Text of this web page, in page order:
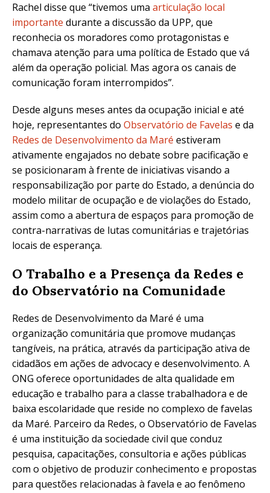
Rachel disse que “tivemos uma articulação local
importante durante a discussão da UPP, que
reconhecia os moradores como protagonistas e
chamava atenção para uma política de Estado que vá
além da operação policial. Mas agora os canais de
comunicação foram interrompidos”.
Desde alguns meses antes da ocupação inicial e até
hoje, representantes do Observatório de Favelas e da
Redes de Desenvolvimento da Maré estiveram
ativamente engajados no debate sobre pacificação e
se posicionaram à frente de iniciativas visando a
responsabilização por parte do Estado, a denúncia do
modelo militar de ocupação e de violações do Estado,
assim como a abertura de espaços para promoção de
contra-narrativas de lutas comunitárias e trajetórias
locais de esperança.
O Trabalho e a Presença da Redes e
do Observatório na Comunidade
Redes de Desenvolvimento da Maré é uma
organização comunitária que promove mudanças
tangíveis, na prática, através da participação ativa de
cidadãos em ações de advocacy e desenvolvimento. A
ONG oferece oportunidades de alta qualidade em
educação e trabalho para a classe trabalhadora e de
baixa escolaridade que reside no complexo de favelas
da Maré. Parceiro da Redes, o Observatório de Favelas
é uma instituição da sociedade civil que conduz
pesquisa, capacitações, consultoria e ações públicas
com o objetivo de produzir conhecimento e propostas
para questões relacionadas à favela e ao fenômeno